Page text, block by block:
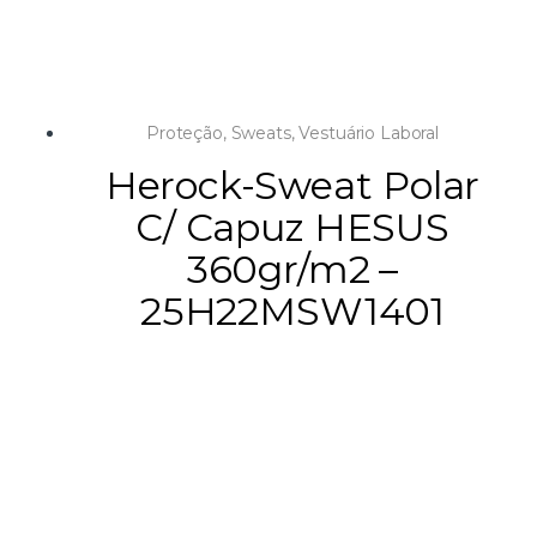
Proteção, Sweats,Vestuário Laboral
Herock-Sweat Polar
C/ Capuz HESUS
360gr/m2 –
25H22MSW1401